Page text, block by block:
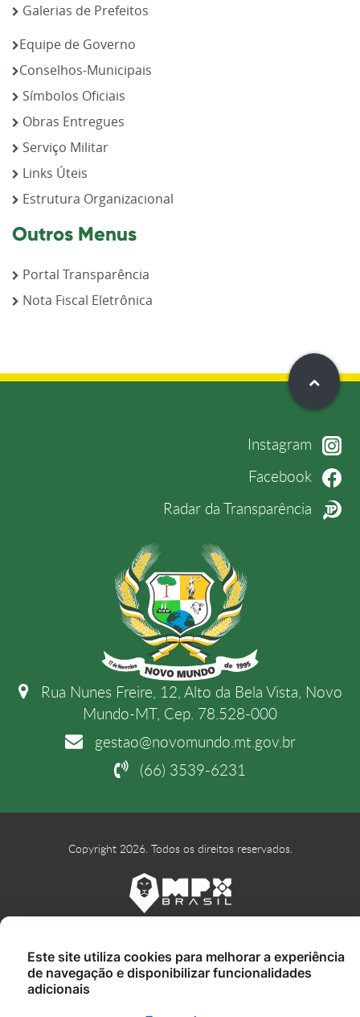
Galerias de Prefeitos
Equipe de Governo
Conselhos-Municipais
Símbolos Oficiais
Obras Entregues
Serviço Militar
Links Úteis
Estrutura Organizacional
Outros Menus
Portal Transparência
Nota Fiscal Eletrônica
Instagram
Facebook
Radar da Transparência
Rua Nunes Freire, 12, Alto da Bela Vista, Novo
Mundo-MT, Cep. 78.528-000
gestao@novomundo.mt.gov.br
(66) 3539-6231
Copyright 2026. Todos os direitos reservados.
Este site utiliza cookies para melhorar a experiência
de navegação e disponibilizar funcionalidades
adicionais